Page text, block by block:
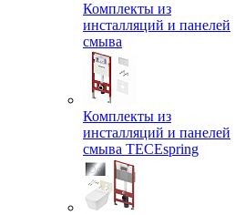
Комплекты из
инсталляций и панелей
смыва
Комплекты из
инсталляций и панелей
смыва TECEspring